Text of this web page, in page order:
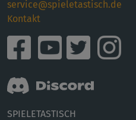
service@spieletastisch.de
Kontakt
SPIELETASTISCH